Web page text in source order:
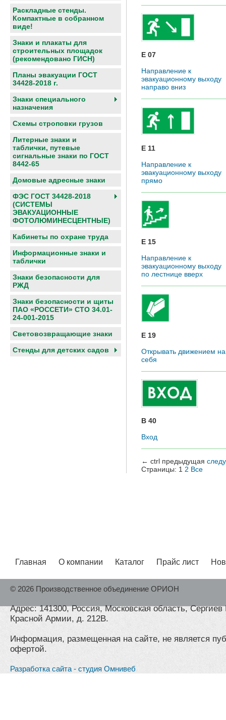
Раскладные стенды.
Компактные в собранном
виде!
Знаки и плакаты для
строительных площадок
(рекомендовано ГИСН)
Планы эвакуации ГОСТ
34428-2018 г.
Знаки специального
назначения
Схемы строповки грузов
Литерные знаки и
таблички, путевые
сигнальные знаки по ГОСТ
8442-65
Домовые адресные знаки
ФЭС ГОСТ 34428-2018
(СИСТЕМЫ
ЭВАКУАЦИОННЫЕ
ФОТОЛЮМИНЕСЦЕНТНЫЕ)
Кабинеты по охране труда
Информационные знаки и
таблички
Знаки безопасности для
РЖД
Знаки безопасности и щиты
ПАО «РОССЕТИ» СТО 34.01-
24-001-2015
Световозвращающие знаки
Cтенды для детских садов
E 07
Направление к
эвакуационному выходу
направо вниз
E 11
Направление к
эвакуационному выходу
прямо
E 15
Направление к
эвакуационному выходу
по лестнице вверх
E 19
Открывать движением на
себя
B 40
Вход
← ctrl предыдущая
Страницы: 1 2 Все
Главная О компании Каталог Прайс лист
© 2026 Производственное объединение ОРИОН
Адрес: 141300, Россия, Московская область,
Красной Армии, д. 212В.
Информация, размещенная на сайте, не является
офертой.
Разработка сайта - студия Омнивеб